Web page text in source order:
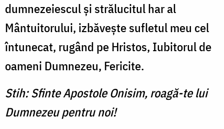
dumnezeiescul şi strălucitul har al
Mântuitorului, izbăveşte sufletul meu cel
întunecat, rugând pe Hristos, Iubitorul de
oameni Dumnezeu, Fericite.
Stih: Sfinte Apostole Onisim, roagă-te lui
Dumnezeu pentru noi!